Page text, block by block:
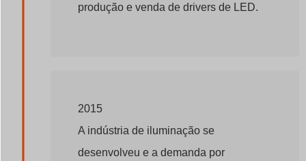
produção e venda de drivers de LED.
2015
A indústria de iluminação se
desenvolveu e a demanda por